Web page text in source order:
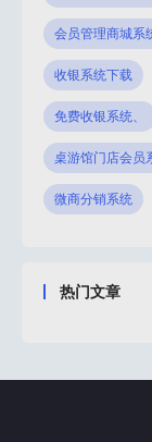
会员管理商城系
收银系统下载
免费收银系统、
桌游馆门店会员
微商分销系统
热门文章